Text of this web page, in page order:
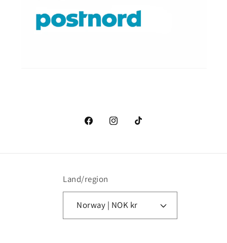
FacebookInstagramTikTok
Land/region
Norway | NOK kr